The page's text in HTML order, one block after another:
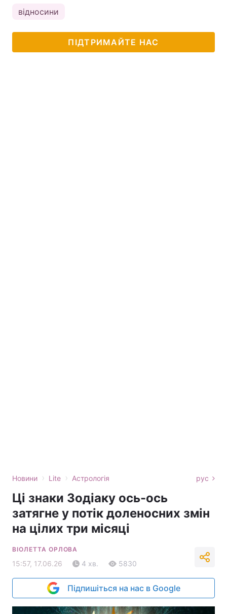
відносини
ПІДТРИМАЙТЕ НАС
Новини › Lite › Астрологія рус
Ці знаки Зодіаку ось-ось
затягне у потік доленосних змін
на цілих три місяці
ВІОЛЕТТА ОРЛОВА
15:57, 17.06.26 4 хв. 5830
Підпишіться на нас в Google